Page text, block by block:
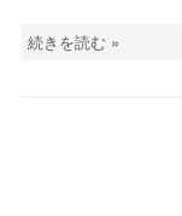
続きを読む »